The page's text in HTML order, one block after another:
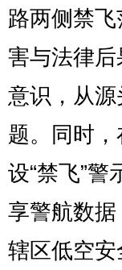
路两侧禁飞
害与法律
意识，从
题。同时
设“禁飞”
享警航数
辖区低空安